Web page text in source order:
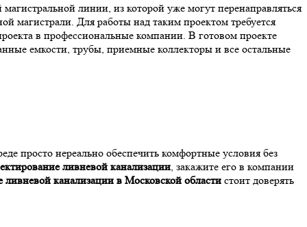
линии, из которой уже могут перенаправляться
магистрали. Для работы над таким проектом требуется
в профессиональные компании. В готовом проекте
емкости, трубы, приемные коллекторы и все остальные
просто нереально обеспечить комфортные условия без
ливневой канализации , закажите его в компании
ливневой канализации в Московской области стоит доверять